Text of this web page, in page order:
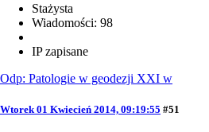
Stażysta
Wiadomości: 98
IP zapisane
Odp: Patologie w geodezji XXI w
Wtorek 01 Kwiecień 2014, 09:19:55 #51